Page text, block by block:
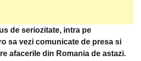
de seriozitate, intra pe
sa vezi comunicate de presa si
afacerile din Romania de astazi.